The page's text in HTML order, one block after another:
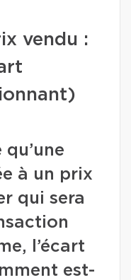
vendu :
qu’une
à un prix
qui sera
l’écart
est-